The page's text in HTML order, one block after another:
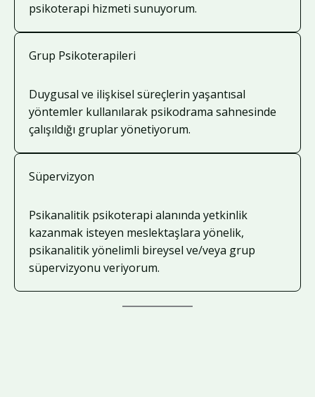
psikoterapi hizmeti sunuyorum.
Grup Psikoterapileri
Duygusal ve ilişkisel süreçlerin yaşantısal
yöntemler kullanılarak psikodrama sahnesinde
çalışıldığı gruplar yönetiyorum.
Süpervizyon
Psikanalitik psikoterapi alanında yetkinlik
kazanmak isteyen meslektaşlara yönelik,
psikanalitik yönelimli bireysel ve/veya grup
süpervizyonu veriyorum.